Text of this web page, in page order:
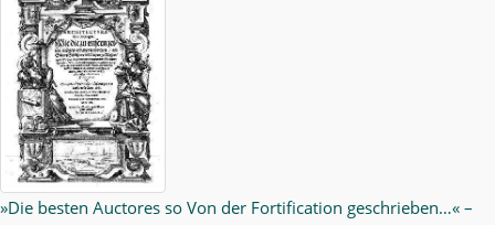
»Die besten Auctores so Von der Fortification geschrieben…« –